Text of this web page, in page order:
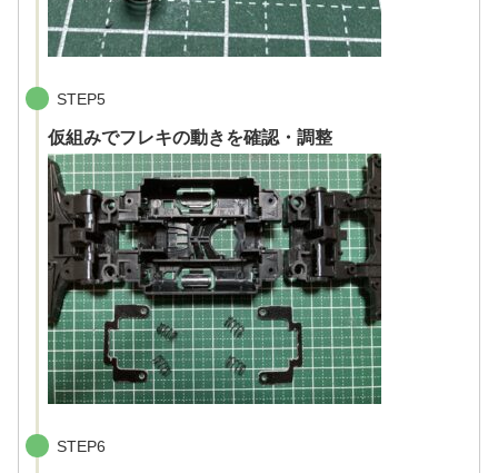
STEP5
仮組みでフレキの動きを確認・調整
STEP6